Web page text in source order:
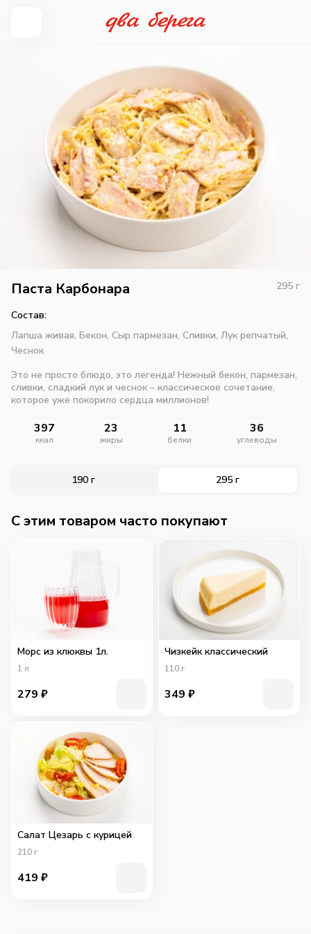
Паста Карбонара 295 г
Состав:
Лапша живая, Бекон, Сыр пармезан, Сливки, Лук репчатый,
Чеснок
Это не просто блюдо, это легенда! Нежный бекон, пармезан,
сливки, сладкий лук и чеснок – классическое сочетание,
которое уже покорило сердца миллионов!
397
ккал
23
жиры
11
белки
36
углеводы
190 г 295 г
C этим товаром часто покупают
Морс из клюквы 1л.
1 л
279 ₽
Чизкейк классический
110 г
349 ₽
Салат Цезарь с курицей
210 г
419 ₽